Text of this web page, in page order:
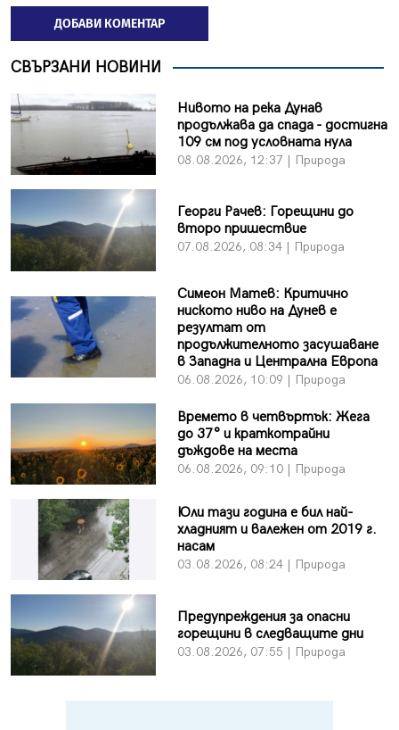
ДОБАВИ КОМЕНТАР
СВЪРЗАНИ НОВИНИ
Нивото на река Дунав
продължава да спада - достигна
109 см под условната нула
08.08.2026, 12:37 | Природа
Георги Рачев: Горещини до
второ пришествие
07.08.2026, 08:34 | Природа
Симеон Матев: Критично
ниското ниво на Дунев е
резултат от
продължителното засушаване
в Западна и Централна Европа
06.08.2026, 10:09 | Природа
Времето в четвъртък: Жега
до 37° и краткотрайни
дъждове на места
06.08.2026, 09:10 | Природа
Юли тази година е бил най-
хладният и валежен от 2019 г.
насам
03.08.2026, 08:24 | Природа
Предупреждения за опасни
горещини в следващите дни
03.08.2026, 07:55 | Природа